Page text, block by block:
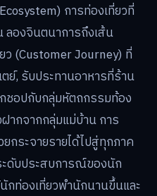
การท่องเที่ยวที่
ลองจินตนาการถึงเส้น
ว (Customer Journey) ที่
ย์, รับประทานอาหารที่ร้าน
ชอปกับกลุ่มหัตถกรรมท้อง
ากจากกลุ่มแม่บ้าน การ
กระจายรายได้ไปสู่ทุกภาค
ดับประสบการณ์ของนัก
กท่องเที่ยวพำนักนานขึ้นและ